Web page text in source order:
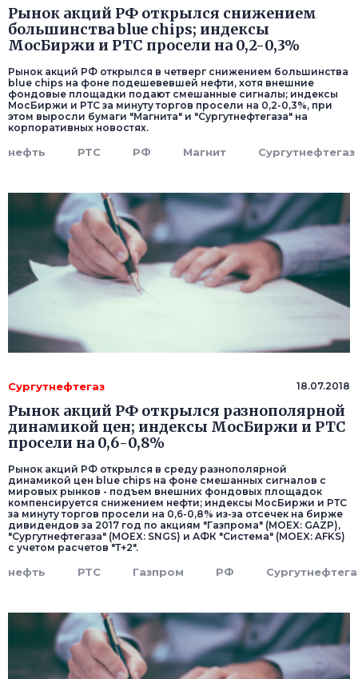
Рынок акций РФ открылся снижением
большинства blue chips; индексы
МосБиржи и РТС просели на 0,2-0,3%
Рынок акций РФ открылся в четверг снижением большинства
blue chips на фоне подешевевшей нефти, хотя внешние
фондовые площадки подают смешанные сигналы; индексы
МосБиржи и РТС за минуту торгов просели на 0,2-0,3%, при
этом выросли бумаги "Магнита" и "Сургутнефтегаза" на
корпоративных новостях.
нефть РТС РФ Магнит Сургутнефтегаз
Сургутнефтегаз 18.07.2018
Рынок акций РФ открылся разнополярной
динамикой цен; индексы МосБиржи и РТС
просели на 0,6-0,8%
Рынок акций РФ открылся в среду разнополярной
динамикой цен blue chips на фоне смешанных сигналов с
мировых рынков - подъем внешних фондовых площадок
компенсируется снижением нефти; индексы МосБиржи и РТС
за минуту торгов просели на 0,6-0,8% из-за отсечек на бирже
дивидендов за 2017 год по акциям "Газпрома" (MOEX: GAZP),
"Сургутнефтегаза" (MOEX: SNGS) и АФК "Система" (MOEX: AFKS)
с учетом расчетов "Т+2".
нефть РТС Газпром РФ